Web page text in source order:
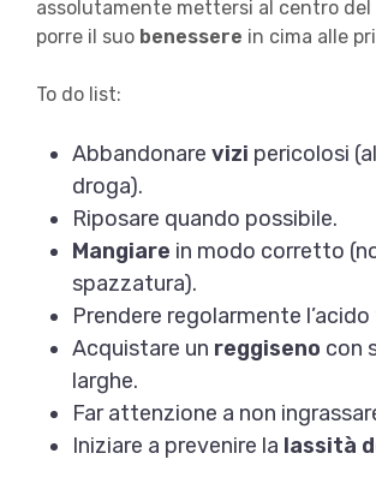
assolutamente mettersi al centro del
porre il suo benessere in cima alle
To do list:
Abbandonare vizi pericolosi
droga).
Riposare quando possibile.
Mangiare in modo corretto
spazzatura).
Prendere regolarmente
Acquistare un reggiseno con
larghe.
Far attenzione a non
Iniziare a prevenire la lassità